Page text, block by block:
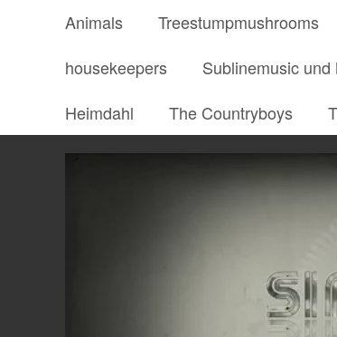
Animals
Treestumpmushrooms
housekeepers
Sublinemusic und
Heimdahl
The Countryboys